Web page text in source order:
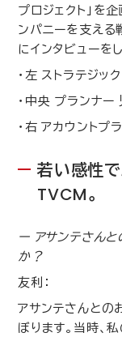
プロジェクト」を
ンパニーを支える
にインタビューを
・左 ストラテジッ
・中央 プランナ
・右 アカウント
若い感性
TVCM。
ー アサンテさん
か？
友利：
アサンテさんとの
ぼります。当時、